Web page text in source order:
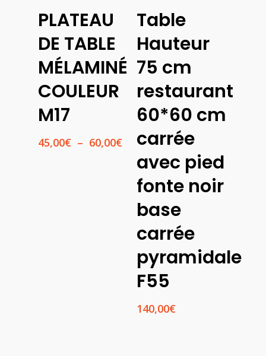
Des
Options
PLATEAU
DE TABLE
MÉLAMINÉ
COULEUR
M17
45,00€ – 60,00€Plage
prix :
45,00€
60,00€
Ajouter
Au
Panier
Table
Hauteur
75 cm
restaurant
60*60 cm
carrée
avec pied
fonte noir
base
carrée
pyramidale
F55
140,00€